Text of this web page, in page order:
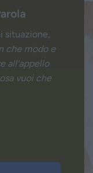
situazione,
che modo e
all’appello
vuoi che